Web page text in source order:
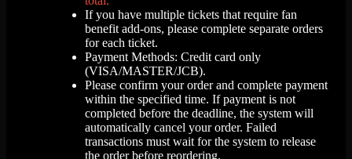
If you have multiple tickets that require fan
benefit add-ons, please complete separate orders
for each ticket.
Payment Methods: Credit card only
(VISA/MASTER/JCB).
Please confirm your order and complete payment
within the specified time. If payment is not
completed before the deadline, the system will
automatically cancel your order. Failed
transactions must wait for the system to release
the order before reordering.